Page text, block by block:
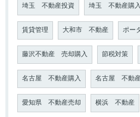
埼玉 不動産投資 埼玉 不動産購
賃貸管理 大和市 不動産 ポー
藤沢不動産 売却購入 節税対策
名古屋 不動産購入 名古屋 不動
愛知県 不動産売却 横浜 不動産